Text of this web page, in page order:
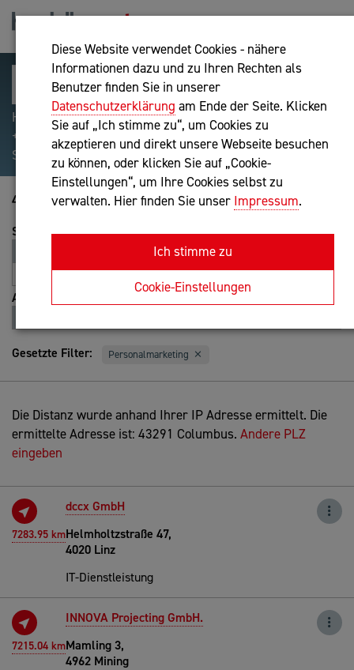
Diese Website verwendet Cookies - nähere
Informationen dazu und zu Ihren Rechten als
Benutzer finden Sie in unserer
Datenschutzerklärung am Ende der Seite. Klicken
Sie auf „Ich stimme zu“, um Cookies zu
akzeptieren und direkt unsere Webseite besuchen
zu können, oder klicken Sie auf „Cookie-
Einstellungen“, um Ihre Cookies selbst zu
verwalten. Hier finden Sie unser Impressum.
Ich stimme zu
Cookie-Einstellungen
Hilfreiche Suchparameter: Begriff einschließen:
+webshop, Begriff ausschließen: -webshop, Exakter
Suchbegriff: "internet of things"
41-60 von 173
Sortierung
Entfernung
A-Z
Z-A
Ansicht
Gesetzte Filter: Personalmarketing
Die Distanz wurde anhand Ihrer IP Adresse ermittelt. Die
ermittelte Adresse ist: 43291 Columbus. Andere PLZ
eingeben
7283.95 km
dccx GmbH
Helmholtzstraße 47,
4020 Linz
IT-Dienstleistung
7215.04 km
INNOVA Projecting GmbH.
Mamling 3,
4962 Mining